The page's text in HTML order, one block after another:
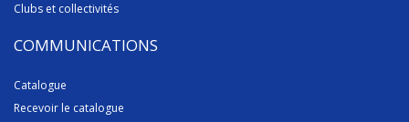
Clubs et collectivités
COMMUNICATIONS
Catalogue
Recevoir le catalogue